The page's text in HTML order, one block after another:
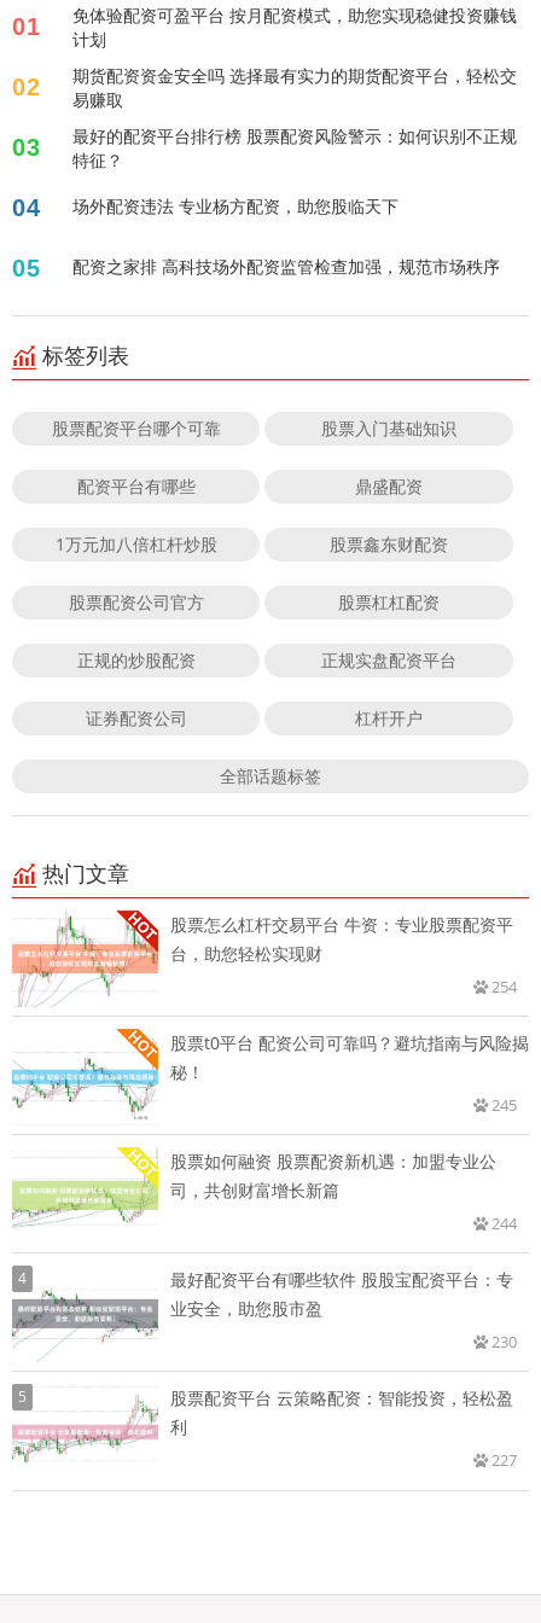
01
免体验配资可盈平台 按月配资模式，助您实现稳健投资赚钱
计划
02
期货配资资金安全吗 选择最有实力的期货配资平台，轻松交
易赚取
03
最好的配资平台排行榜 股票配资风险警示：如何识别不正规
特征？
04 场外配资违法 专业杨方配资，助您股临天下
05 配资之家排 高科技场外配资监管检查加强，规范市场秩序
标签列表
股票配资平台哪个可靠 股票入门基础知识
配资平台有哪些 鼎盛配资
1万元加八倍杠杆炒股 股票鑫东财配资
股票配资公司官方 股票杠杠配资
正规的炒股配资 正规实盘配资平台
证券配资公司 杠杆开户
全部话题标签
热门文章
股票怎么杠杆交易平台 牛资：专业股票配资平
台，助您轻松实现财
254
股票t0平台 配资公司可靠吗？避坑指南与风险揭
秘！
245
股票如何融资 股票配资新机遇：加盟专业公
司，共创财富增长新篇
244
4
最好配资平台有哪些软件 股股宝配资平台：专
业安全，助您股市盈
230
5
股票配资平台 云策略配资：智能投资，轻松盈
利
227